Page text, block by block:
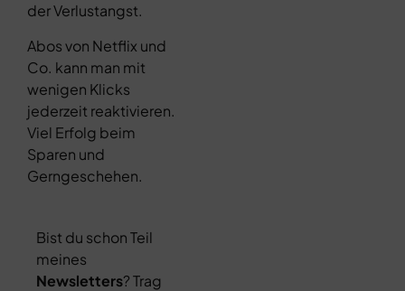
der Verlustangst.
Abos von Netflix und
Co. kann man mit
wenigen Klicks
jederzeit reaktivieren.
Viel Erfolg beim
Sparen und
Gerngeschehen.
Bist du schon Teil
meines
Newsletters? Trag